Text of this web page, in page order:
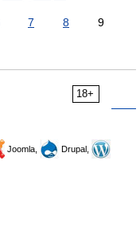
7 8
9
18+
Joomla,
Drupal,